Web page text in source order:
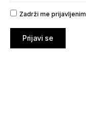
Zadrži me prijavljenim
Prijavi se